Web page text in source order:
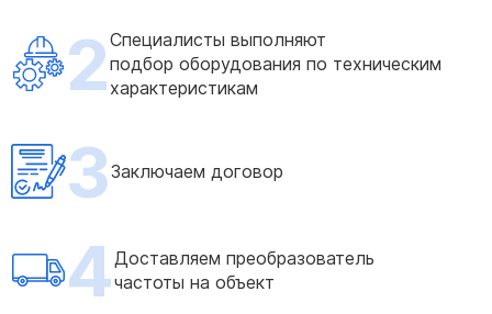
2Специалисты выполняют
подбор оборудования по техническим
характеристикам
3Заключаем договор
4Доставляем преобразователь
частоты на объект